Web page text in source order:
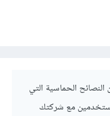
النصائح الحماسية التي
مع شركتك